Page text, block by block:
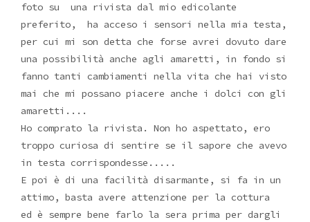
foto su una rivista dal mio edicolante
preferito, ha acceso i sensori nella mia testa,
per cui mi son detta che forse avrei dovuto dare
una possibilità anche agli amaretti, in fondo si
fanno tanti cambiamenti nella vita che hai visto
mai che mi possano piacere anche i dolci con gli
amaretti....
Ho comprato la rivista. Non ho aspettato, ero
troppo curiosa di sentire se il sapore che avevo
in testa corrispondesse.....
E poi è di una facilità disarmante, si fa in un
attimo, basta avere attenzione per la cottura
ed è sempre bene farlo la sera prima per dargli